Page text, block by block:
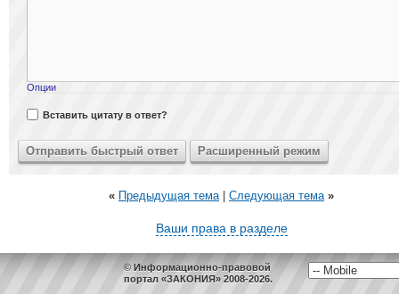
Опции
Вставить цитату в ответ?
« Предыдущая тема| Следующая тема »
Ваши права в разделе
© Информационно-правовой
портал «ЗАКОНИЯ» 2008-2026.